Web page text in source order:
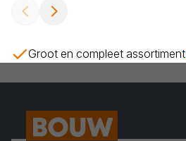
Groot en compleet assortiment